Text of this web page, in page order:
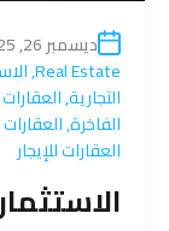
ديسمبر 26, 2025
Real Estate
,
التجارية,
الفاخرة,
العقارات للإيجار